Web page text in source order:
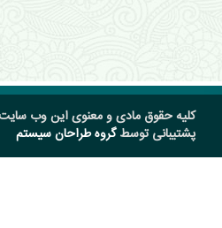
کلیه حقوق مادی و معنوی این وب
پشتیبانی توسطگروه طراحان سیستم